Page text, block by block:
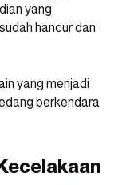
yang
hancur dan
yang menjadi
berkendara